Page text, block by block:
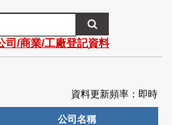
司/商業/工廠登記資料
資料更新頻率：即時
公司名稱